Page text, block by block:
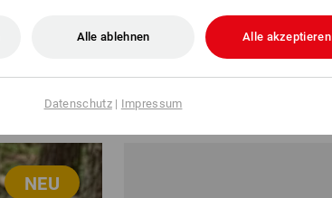
e.s. Adventskalender Edition 8
ab 47,48 €
(m. MwSt.) ab 6 Stück
NEU
Alle ablehnen Alle akzeptieren
Datenschutz| Impressum